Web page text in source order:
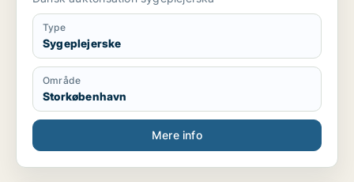
Type
Sygeplejerske
Område
Storkøbenhavn
Mere info